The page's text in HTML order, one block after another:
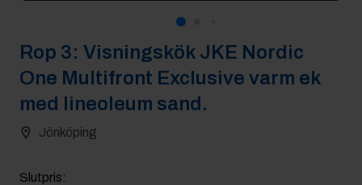
Rop 3: Visningskök JKE Nordic
One Multifront Exclusive varm ek
med lineoleum sand.
Jönköping
Slutpris: